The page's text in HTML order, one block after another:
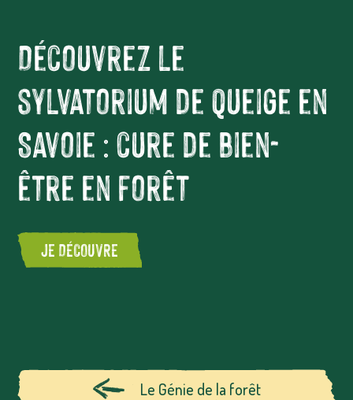
Découvrez le
sylvatorium de Queige en
Savoie : cure de bien-
être en forêt
JE DÉCOUVRE
Le Génie de la forêt